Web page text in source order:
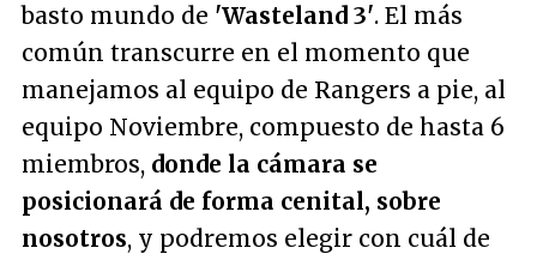
basto mundo de 'Wasteland 3'. El más
común transcurre en el momento que
manejamos al equipo de Rangers a pie, al
equipo Noviembre, compuesto de hasta 6
miembros, donde la cámara se
posicionará de forma cenital, sobre
nosotros, y podremos elegir con cuál de